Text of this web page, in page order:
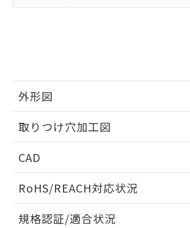
外形図
取りつけ穴加工図
CAD
ドすることができます。
RoHS/REACH対応状況
規格認証/適合状況
の共同利用に関して"
の「
欄に対応日を記載しておりました。
既に当社にて対応品への在庫切替
していることから、特段のことが
り、2022年1月12日より割愛してお
す。